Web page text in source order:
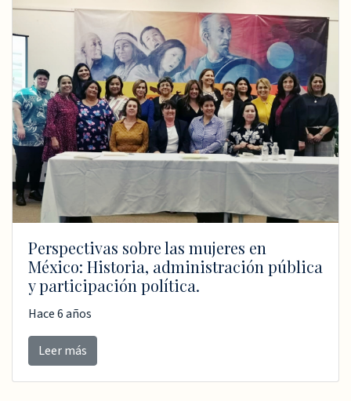
Perspectivas sobre las mujeres en
México: Historia, administración pública
y participación política.
Hace 6 años
Leer más